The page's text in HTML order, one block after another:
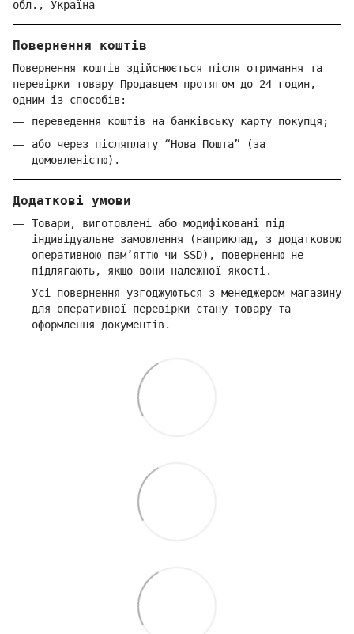
обл., Україна
Повернення коштів
Повернення коштів здійснюється після отримання та
перевірки товару Продавцем протягом до 24 годин,
одним із способів:
переведення коштів на банківську карту покупця;
або через післяплату “Нова Пошта” (за
домовленістю).
Додаткові умови
Товари, виготовлені або модифіковані під
індивідуальне замовлення (наприклад, з додатковою
оперативною пам’яттю чи SSD), поверненню не
підлягають, якщо вони належної якості.
Усі повернення узгоджуються з менеджером магазину
для оперативної перевірки стану товару та
оформлення документів.